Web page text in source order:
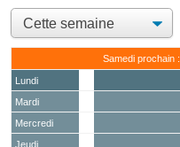
Samedi prochain :
Lundi
Mardi
Mercredi
Jeudi